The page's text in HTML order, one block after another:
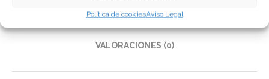
Política de cookiesAviso Legal
VALORACIONES (0)